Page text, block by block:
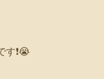
❗😭